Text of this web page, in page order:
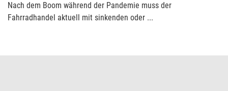
Nach dem Boom während der Pandemie muss der
Fahrradhandel aktuell mit sinkenden oder ...